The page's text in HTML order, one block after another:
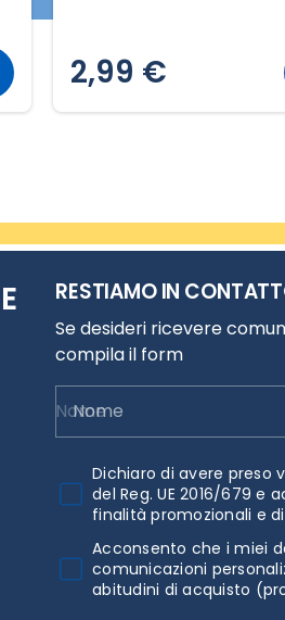
2,99 €
RESTIAMO IN
Se desideri ricevere
compila il form
Nome
Dichiaro di avere preso
del Reg. UE 2016/679
finalità promozionali e
Acconsento che i miei
comunicazioni
abitudini di acquisto